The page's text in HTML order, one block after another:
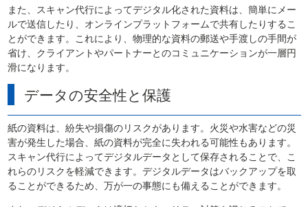
また、スキャン代行によってデジタル化された資料は、簡単にメー
ルで送信したり、オンラインプラットフォームで共有したりするこ
とができます。これにより、物理的な資料の郵送や手渡しの手間が
省け、クライアントやパートナーとのコミュニケーションが一層円
滑になります。
データの安全性と保護
紙の資料は、紛失や損傷のリスクがあります。火災や水害などの災
害が発生した場合、紙の資料が完全に失われる可能性もあります。
スキャン代行によってデジタルデータとして保存されることで、こ
れらのリスクを軽減できます。デジタルデータはバックアップを取
ることができるため、万が一の事態にも備えることができます。